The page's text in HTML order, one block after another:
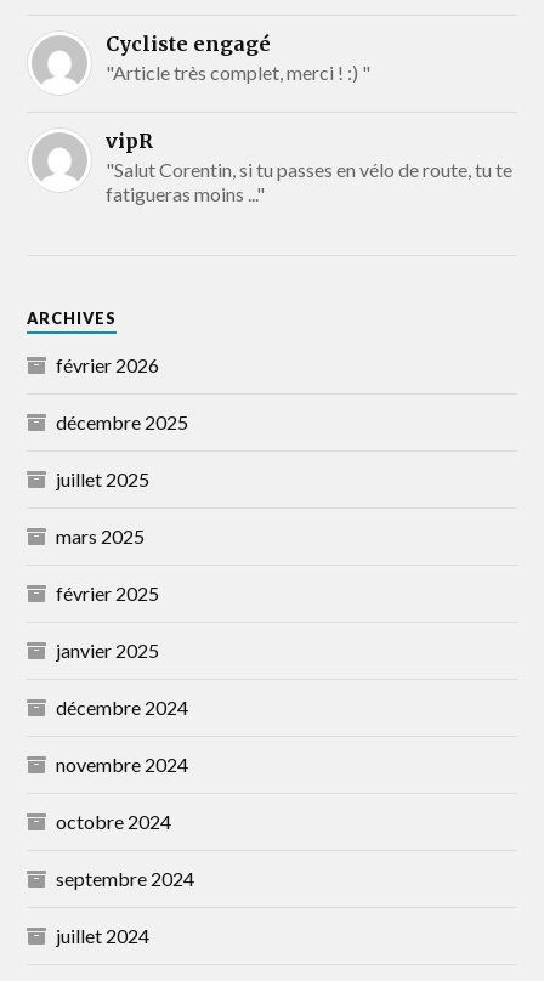
Cycliste engagé
"Article très complet, merci ! :) "
vipR
"Salut Corentin, si tu passes en vélo de route, tu te
fatigueras moins ..."
ARCHIVES
février 2026
décembre 2025
juillet 2025
mars 2025
février 2025
janvier 2025
décembre 2024
novembre 2024
octobre 2024
septembre 2024
juillet 2024